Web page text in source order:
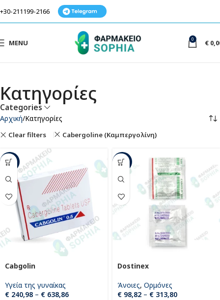
+30-211199-2166
MENU 0 €
Κατηγορίες
Categories
Αρχική Κατηγορίες
Clear filters Cabergoline (Καμπεργολίνη)
-12%
Cabgolin
Υγεία της γυναίκας
€ 240,98 – € 638,86
-9%
Dostinex
Άνοιες, Oρμόνες
€ 98,82 – € 313,80